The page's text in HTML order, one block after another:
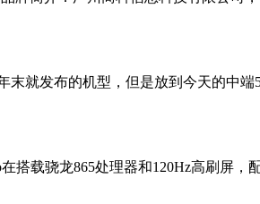
末就发布的机型，但是放到今天的中
搭载骁龙865处理器和120Hz高刷屏